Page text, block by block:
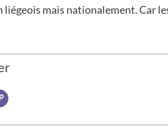
liégeois mais nationalement. Car